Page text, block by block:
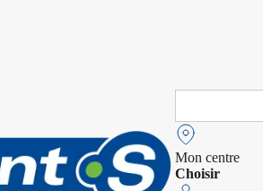
Search
Mon centre
Choisir